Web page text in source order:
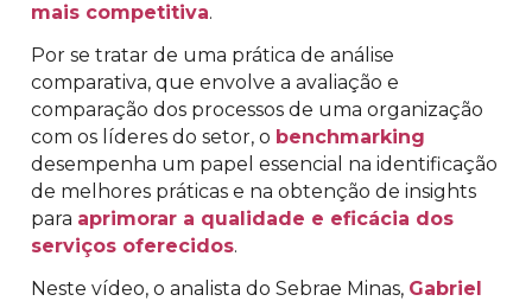
mais competitiva.
Por se tratar de uma prática de análise
comparativa, que envolve a avaliação e
comparação dos processos de uma organização
com os líderes do setor, o benchmarking
desempenha um papel essencial na identificação
de melhores práticas e na obtenção de insights
para aprimorar a qualidade e eficácia dos
serviços oferecidos.
Neste vídeo, o analista do Sebrae Minas, Gabriel